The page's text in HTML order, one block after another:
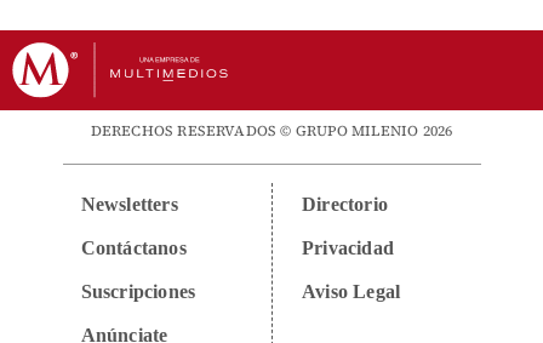
DERECHOS RESERVADOS © GRUPO MILENIO 2026
Newsletters
Contáctanos
Suscripciones
Anúnciate
Directorio
Privacidad
Aviso Legal